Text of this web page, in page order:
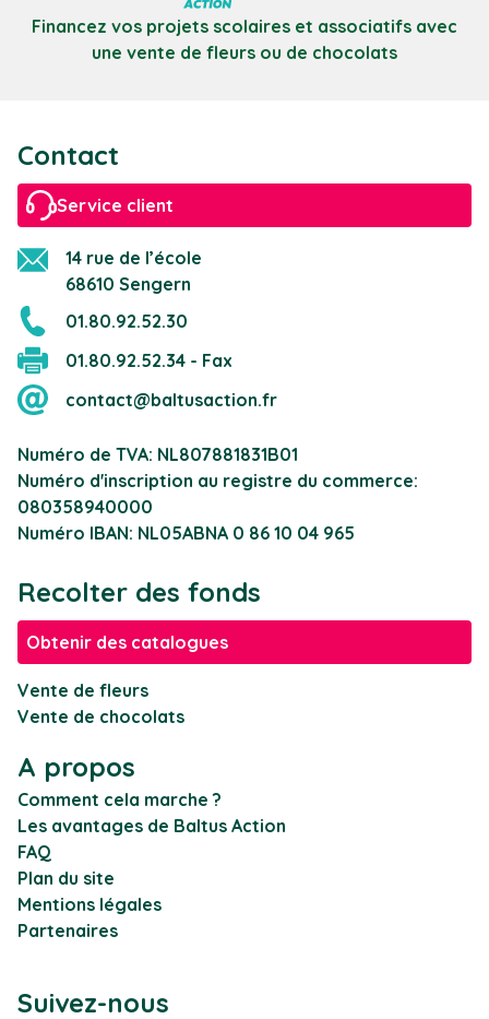
Financez vos projets scolaires et associatifs avec
une vente de fleurs ou de chocolats
Contact
Service client
14 rue de l’école
68610 Sengern
01.80.92.52.30
01.80.92.52.34 - Fax
contact@baltusaction.fr
Numéro de TVA: NL807881831B01
Numéro d'inscription au registre du commerce:
080358940000
Numéro IBAN: NL05ABNA 0 86 10 04 965
Recolter des fonds
Obtenir des catalogues
Vente de fleurs
Vente de chocolats
A propos
Comment cela marche ?
Les avantages de Baltus Action
FAQ
Plan du site
Mentions légales
Partenaires
Suivez-nous